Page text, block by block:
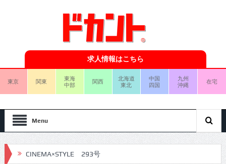
求人情報はこちら
東京 関東
東海
中部
関西
北海道
東北
中国
四国
九州
沖縄
在宅
Menu
CINEMA×STYLE 293号